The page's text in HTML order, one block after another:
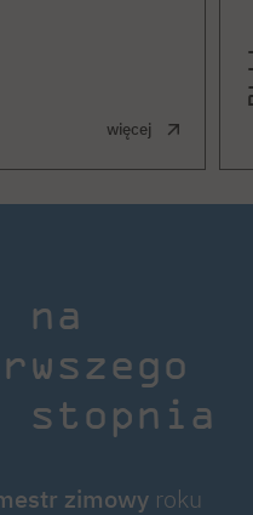
więcej
na
stopnia
zimowy roku